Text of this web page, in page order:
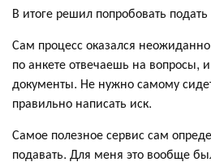
В итоге решил попробовать
Сам процесс оказался
по анкете отвечаешь на вопросы,
документы. Не нужно самому
правильно написать иск.
Самое полезное сервис сам
подавать. Для меня это вообще